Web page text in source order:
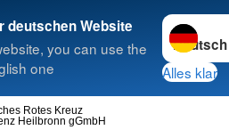
deutschen Website
you can use the
one
Sprache
Alles klar
Heilbronn gGmbH
Rotes Kreuz
Suche